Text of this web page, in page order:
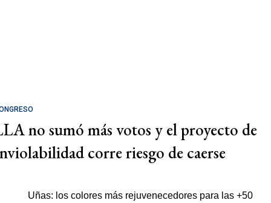
no sumó más votos y el proyecto de
corre riesgo de caerse